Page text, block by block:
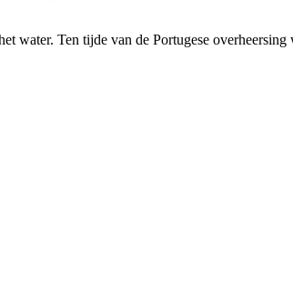
water. Ten tijde van de Portugese overheersing